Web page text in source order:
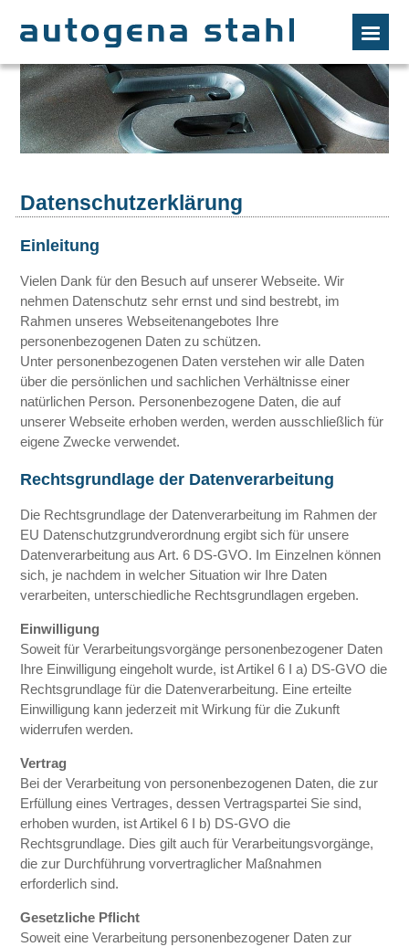
Datenschutzerklärung
Einleitung
Vielen Dank für den Besuch auf unserer Webseite. Wir
nehmen Datenschutz sehr ernst und sind bestrebt, im
Rahmen unseres Webseitenangebotes Ihre
personenbezogenen Daten zu schützen.
Unter personenbezogenen Daten verstehen wir alle Daten
über die persönlichen und sachlichen Verhältnisse einer
natürlichen Person. Personenbezogene Daten, die auf
unserer Webseite erhoben werden, werden ausschließlich für
eigene Zwecke verwendet.
Rechtsgrundlage der Datenverarbeitung
Die Rechtsgrundlage der Datenverarbeitung im Rahmen der
EU Datenschutzgrundverordnung ergibt sich für unsere
Datenverarbeitung aus Art. 6 DS-GVO. Im Einzelnen können
sich, je nachdem in welcher Situation wir Ihre Daten
verarbeiten, unterschiedliche Rechtsgrundlagen ergeben.
Einwilligung
Soweit für Verarbeitungsvorgänge personenbezogener Daten
Ihre Einwilligung eingeholt wurde, ist Artikel 6 I a) DS-GVO die
Rechtsgrundlage für die Datenverarbeitung. Eine erteilte
Einwilligung kann jederzeit mit Wirkung für die Zukunft
widerrufen werden.
Vertrag
Bei der Verarbeitung von personenbezogenen Daten, die zur
Erfüllung eines Vertrages, dessen Vertragspartei Sie sind,
erhoben wurden, ist Artikel 6 I b) DS-GVO die
Rechtsgrundlage. Dies gilt auch für Verarbeitungsvorgänge,
die zur Durchführung vorvertraglicher Maßnahmen
erforderlich sind.
Gesetzliche Pflicht
Soweit eine Verarbeitung personenbezogener Daten zur